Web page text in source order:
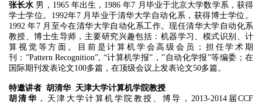
张长水男，1965 年出生，1986 年7 月毕业于北京大学数学系，获得
学士学位。1992年7 月毕业于清华大学自动化系，获得博士学位。
1992 年7 月至今在清华大学自动化系工作。现任清华大学自动化系
教授、博士生导师，主要研究兴趣包括：机器学习、模式识别、计
算视觉等方面。目前是计算机学会高级会员；担任学术期
刊：”Pattern Recognition”, “计算机学报”，”自动化学报”等编委；在
国际期刊发表论文100多篇，在顶级会议上发表论文50多篇。
特邀讲者 胡清华 天津大学计算机学院教授
胡清华 ，天津大学计算机学院教授、博导，2013-2014届CCF